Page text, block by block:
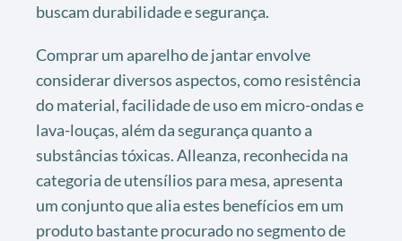
buscam durabilidade e segurança.
Comprar um aparelho de jantar envolve
considerar diversos aspectos, como resistência
do material, facilidade de uso em micro-ondas e
lava-louças, além da segurança quanto a
substâncias tóxicas. Alleanza, reconhecida na
categoria de utensílios para mesa, apresenta
um conjunto que alia estes benefícios em um
produto bastante procurado no segmento de